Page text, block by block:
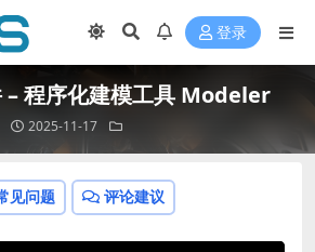
登录
程序化建模工具 Modeler
2025-11-17
见问题 评论建议